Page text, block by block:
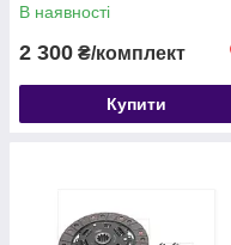
ГАЗ)
В наявності
2 300 ₴/комплект
Купити